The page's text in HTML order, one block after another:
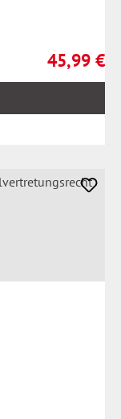
Regulärer
45,99 €